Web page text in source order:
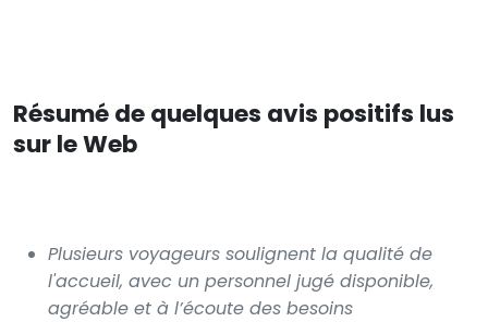
Résumé de quelques avis positifs lus
sur le Web
Plusieurs voyageurs soulignent la qualité de
l'accueil, avec un personnel jugé disponible,
agréable et à l’écoute des besoins